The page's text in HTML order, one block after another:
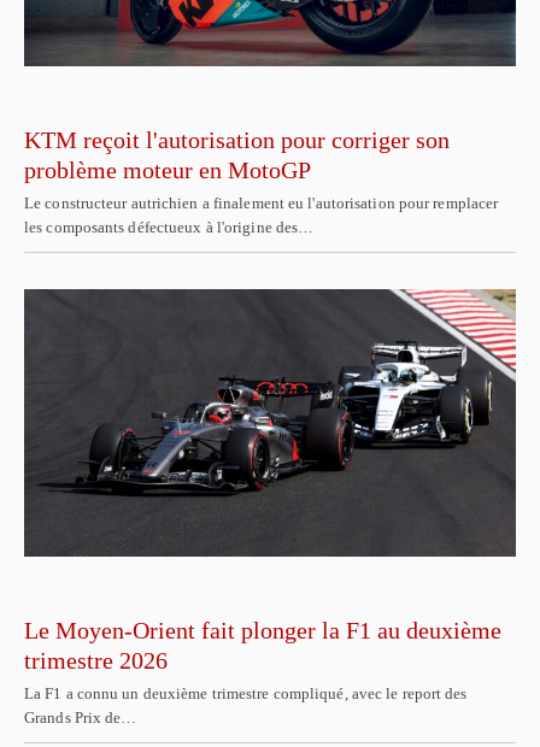
KTM reçoit l'autorisation pour corriger son
problème moteur en MotoGP
Le constructeur autrichien a finalement eu l'autorisation pour remplacer
les composants défectueux à l'origine des…
Le Moyen-Orient fait plonger la F1 au deuxième
trimestre 2026
La F1 a connu un deuxième trimestre compliqué, avec le report des
Grands Prix de…